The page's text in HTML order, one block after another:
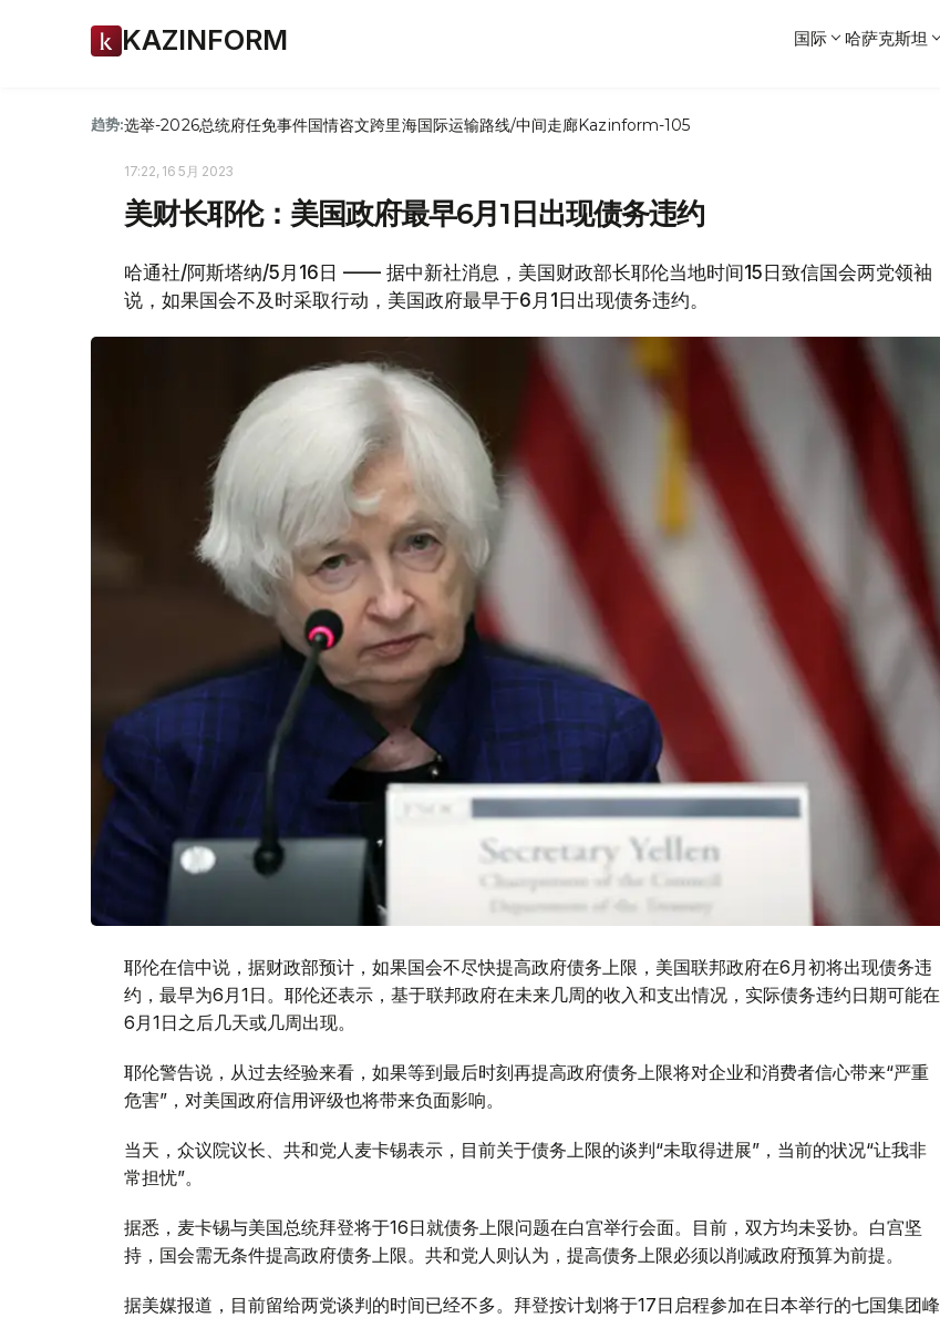
KAZINFORM 国际 哈萨克斯坦
趋势:选举-2026总统府任免事件国情咨文跨里海国际运输路线/中间走廊Kazinform-105
17:22, 16 5月 2023
美财长耶伦：美国政府最早6月1日出现债务违约
哈通社/阿斯塔纳/5月16日 —— 据中新社消息，美国财政部长耶伦当地时间15日致信国会两党领袖
说，如果国会不及时采取行动，美国政府最早于6月1日出现债务违约。
耶伦在信中说，据财政部预计，如果国会不尽快提高政府债务上限，美国联邦政府在6月初将出现债务违
约，最早为6月1日。耶伦还表示，基于联邦政府在未来几周的收入和支出情况，实际债务违约日期可能在
6月1日之后几天或几周出现。
耶伦警告说，从过去经验来看，如果等到最后时刻再提高政府债务上限将对企业和消费者信心带来“严重
危害”，对美国政府信用评级也将带来负面影响。
当天，众议院议长、共和党人麦卡锡表示，目前关于债务上限的谈判“未取得进展”，当前的状况“让我非
常担忧”。
据悉，麦卡锡与美国总统拜登将于16日就债务上限问题在白宫举行会面。目前，双方均未妥协。白宫坚
持，国会需无条件提高政府债务上限。共和党人则认为，提高债务上限必须以削减政府预算为前提。
据美媒报道，目前留给两党谈判的时间已经不多。拜登按计划将于17日启程参加在日本举行的七国集团峰